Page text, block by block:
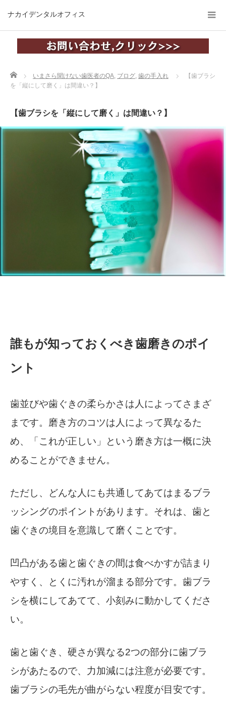
ナカイデンタルオフィス
Home いまさら聞けない歯医者のQA, ブログ, 歯の手入れ
【歯ブラシ
を「縦にして磨く」は間違い？】
【歯ブラシを「縦にして磨く」は間違い？】
誰もが知っておくべき歯磨きのポイ
ント
歯並びや歯ぐきの柔らかさは人によってさまざ
まです。磨き方のコツは人によって異なるた
め、「これが正しい」という磨き方は一概に決
めることができません。
ただし、どんな人にも共通してあてはまるブラ
ッシングのポイントがあります。それは、歯と
歯ぐきの境目を意識して磨くことです。
凹凸がある歯と歯ぐきの間は食べかすが詰まり
やすく、とくに汚れが溜まる部分です。歯ブラ
シを横にしてあてて、小刻みに動かしてくださ
い。
歯と歯ぐき、硬さが異なる2つの部分に歯ブラ
シがあたるので、力加減には注意が必要です。
歯ブラシの毛先が曲がらない程度が目安です。